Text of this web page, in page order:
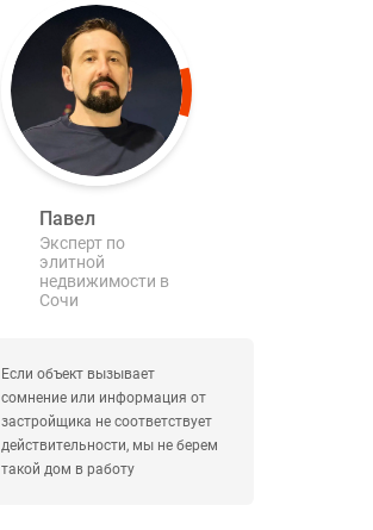
Павел
Эксперт по
элитной
недвижимости в
Сочи
Если объект вызывает
сомнение или информация от
застройщика не соответствует
действительности, мы не берем
такой дом в работу